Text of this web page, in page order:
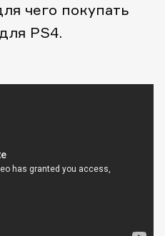
чего покупать
PS4.